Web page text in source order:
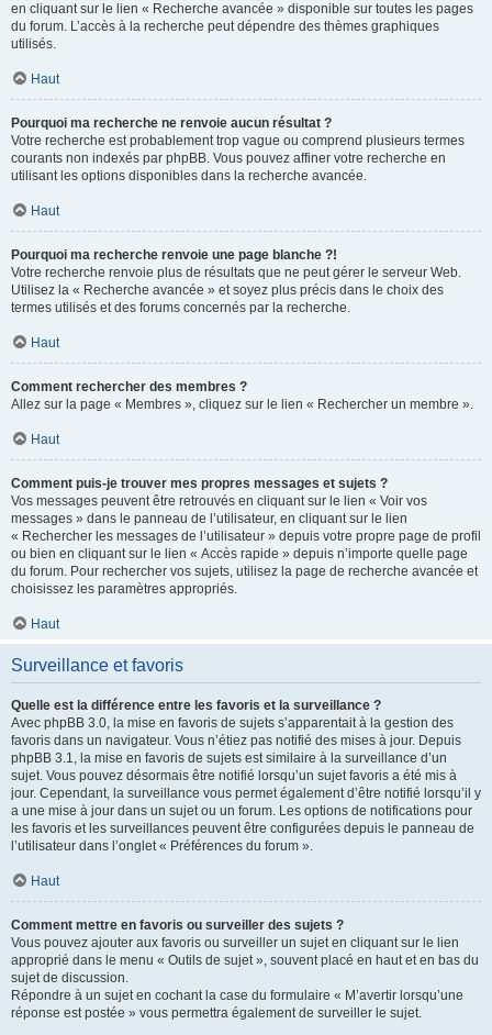
en cliquant sur le lien « Recherche avancée » disponible sur toutes les pages
du forum. L’accès à la recherche peut dépendre des thèmes graphiques
utilisés.
Haut
Pourquoi ma recherche ne renvoie aucun résultat ?
Votre recherche est probablement trop vague ou comprend plusieurs termes
courants non indexés par phpBB. Vous pouvez affiner votre recherche en
utilisant les options disponibles dans la recherche avancée.
Haut
Pourquoi ma recherche renvoie une page blanche ?!
Votre recherche renvoie plus de résultats que ne peut gérer le serveur Web.
Utilisez la « Recherche avancée » et soyez plus précis dans le choix des
termes utilisés et des forums concernés par la recherche.
Haut
Comment rechercher des membres ?
Allez sur la page « Membres », cliquez sur le lien « Rechercher un membre ».
Haut
Comment puis-je trouver mes propres messages et sujets ?
Vos messages peuvent être retrouvés en cliquant sur le lien « Voir vos
messages » dans le panneau de l’utilisateur, en cliquant sur le lien
« Rechercher les messages de l’utilisateur » depuis votre propre page de profil
ou bien en cliquant sur le lien « Accès rapide » depuis n’importe quelle page
du forum. Pour rechercher vos sujets, utilisez la page de recherche avancée et
choisissez les paramètres appropriés.
Haut
Surveillance et favoris
Quelle est la différence entre les favoris et la surveillance ?
Avec phpBB 3.0, la mise en favoris de sujets s’apparentait à la gestion des
favoris dans un navigateur. Vous n’étiez pas notifié des mises à jour. Depuis
phpBB 3.1, la mise en favoris de sujets est similaire à la surveillance d’un
sujet. Vous pouvez désormais être notifié lorsqu’un sujet favoris a été mis à
jour. Cependant, la surveillance vous permet également d’être notifié lorsqu’il y
a une mise à jour dans un sujet ou un forum. Les options de notifications pour
les favoris et les surveillances peuvent être configurées depuis le panneau de
l’utilisateur dans l’onglet « Préférences du forum ».
Haut
Comment mettre en favoris ou surveiller des sujets ?
Vous pouvez ajouter aux favoris ou surveiller un sujet en cliquant sur le lien
approprié dans le menu « Outils de sujet », souvent placé en haut et en bas du
sujet de discussion.
Répondre à un sujet en cochant la case du formulaire « M’avertir lorsqu’une
réponse est postée » vous permettra également de surveiller le sujet.